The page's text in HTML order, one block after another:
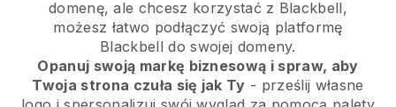
domenę, ale chcesz korzystać z Blackbell,
możesz łatwo podłączyć swoją platformę
Blackbell do swojej domeny.
Opanuj swoją markę biznesową i spraw, aby
Twoja strona czuła się jak Ty - prześlij własne